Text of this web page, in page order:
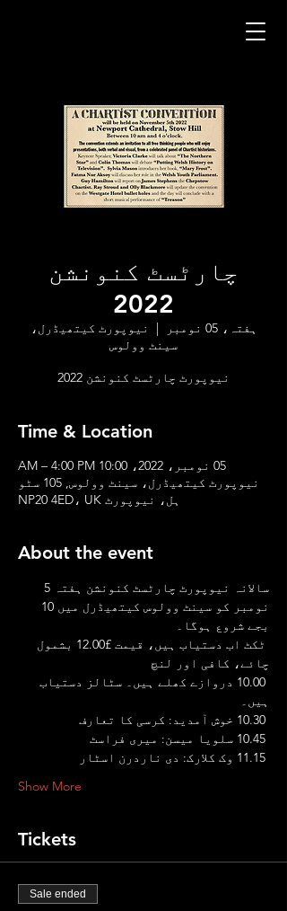
چارٹسٹ کنونشن
2022
ہفتہ، 05 نومبر
  |
نیوپورٹ کیتھیڈرل،
سینٹ وولوس
نیوپورٹ چارٹسٹ کنونشن 2022
Time & Location
05 نومبر، 2022، 10:00 AM – 4:00 PM
نیوپورٹ کیتھیڈرل، سینٹ وولوس, 105 سٹو
ہل، نیوپورٹ NP20 4ED، UK
About the event
بجے شروع ہوگا۔
ٹکٹ اب دستیاب ہیں، قیمت £12.00 بشمول
چائے، کافی اور لنچ
10.00 دروازے کھلے ہیں۔ سٹالز دستیاب
ہیں۔
Show More
Tickets
Sale ended